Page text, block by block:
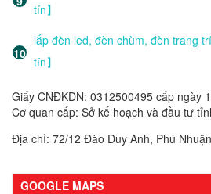
tín】
lắp đèn led, đèn chùm, đèn trang
tín】
Giấy CNĐKDN: 0312500495 cấp ngày
Cơ quan cấp: Sở kế hoạch và đầu tư
Địa chỉ: 72/12 Đào Duy Anh, Phú
GOOGLE MAPS